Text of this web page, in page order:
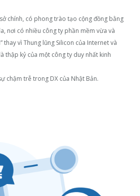
chính, có phong trào tạo cộng đồng bằng
nơi có nhiều công ty phần mềm vừa và
thay vì Thung lũng Silicon của Internet và
thập kỷ của một công ty duy nhất kinh
chậm trễ trong DX của Nhật Bản.